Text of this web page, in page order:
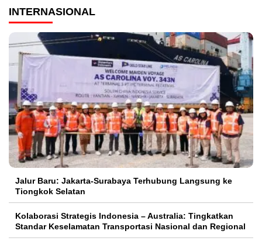
INTERNASIONAL
Jalur Baru: Jakarta-Surabaya Terhubung Langsung ke
Tiongkok Selatan
Kolaborasi Strategis Indonesia – Australia: Tingkatkan
Standar Keselamatan Transportasi Nasional dan Regional